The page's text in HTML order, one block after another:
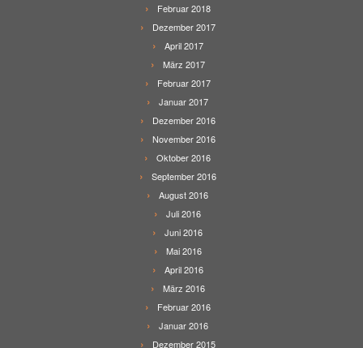
Februar 2018
Dezember 2017
April 2017
März 2017
Februar 2017
Januar 2017
Dezember 2016
November 2016
Oktober 2016
September 2016
August 2016
Juli 2016
Juni 2016
Mai 2016
April 2016
März 2016
Februar 2016
Januar 2016
Dezember 2015